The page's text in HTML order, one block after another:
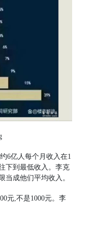
6亿人每个月收入在1
下到最低收入。李克
当成他们平均收入。
元,不是1000元。李